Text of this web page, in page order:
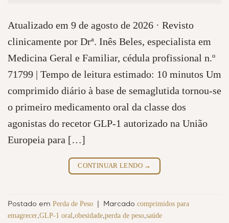
Atualizado em 9 de agosto de 2026 · Revisto
clinicamente por Drª. Inês Beles, especialista em
Medicina Geral e Familiar, cédula profissional n.º
71799 | Tempo de leitura estimado: 10 minutos Um
comprimido diário à base de semaglutida tornou-se
o primeiro medicamento oral da classe dos
agonistas do recetor GLP-1 autorizado na União
Europeia para […]
CONTINUAR LENDO →
Postado em Perda de Peso Marcado comprimidos para
emagrecer,GLP-1 oral,obesidade,perda de peso,saúde